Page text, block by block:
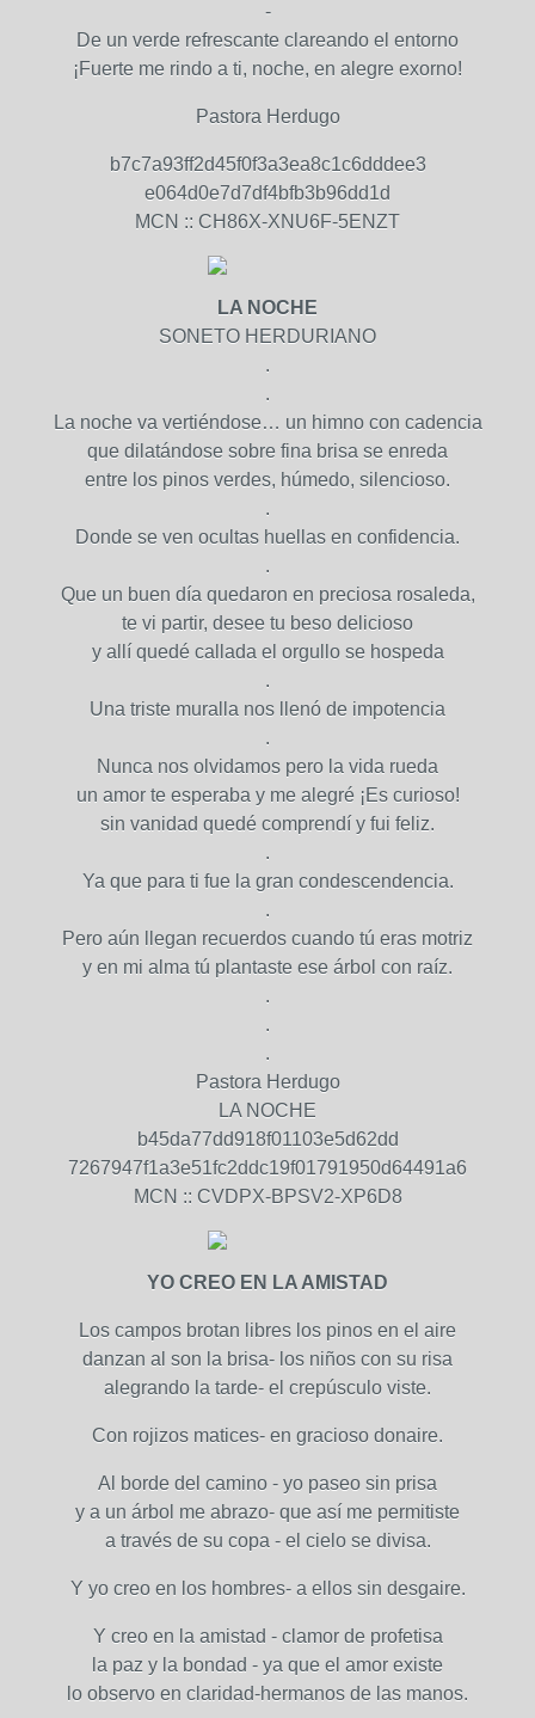
-
De un verde refrescante clareando el entorno
¡Fuerte me rindo a ti, noche, en alegre exorno!
Pastora Herdugo
b7c7a93ff2d45f0f3a3ea8c1c6dddee3
e064d0e7d7df4bfb3b96dd1d
MCN :: CH86X-XNU6F-5ENZT
LA NOCHE
SONETO HERDURIANO
.
.
La noche va vertiéndose… un himno con cadencia
que dilatándose sobre fina brisa se enreda
entre los pinos verdes, húmedo, silencioso.
.
Donde se ven ocultas huellas en confidencia.
.
Que un buen día quedaron en preciosa rosaleda,
te vi partir, desee tu beso delicioso
y allí quedé callada el orgullo se hospeda
.
Una triste muralla nos llenó de impotencia
.
Nunca nos olvidamos pero la vida rueda
un amor te esperaba y me alegré ¡Es curioso!
sin vanidad quedé comprendí y fui feliz.
.
Ya que para ti fue la gran condescendencia.
.
Pero aún llegan recuerdos cuando tú eras motriz
y en mi alma tú plantaste ese árbol con raíz.
.
.
.
Pastora Herdugo
LA NOCHE
b45da77dd918f01103e5d62dd
7267947f1a3e51fc2ddc19f01791950d64491a6
MCN :: CVDPX-BPSV2-XP6D8
YO CREO EN LA AMISTAD
Los campos brotan libres los pinos en el aire
danzan al son la brisa- los niños con su risa
alegrando la tarde- el crepúsculo viste.
Con rojizos matices- en gracioso donaire.
Al borde del camino - yo paseo sin prisa
y a un árbol me abrazo- que así me permitiste
a través de su copa - el cielo se divisa.
Y yo creo en los hombres- a ellos sin desgaire.
Y creo en la amistad - clamor de profetisa
la paz y la bondad - ya que el amor existe
lo observo en claridad-hermanos de las manos.